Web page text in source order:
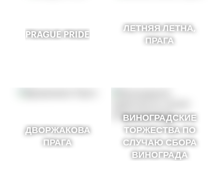
PRAGUE PRIDE
ЛЕТНЯЯ ЛЕТНА,
ПРАГА
ДВОРЖАКОВА
ПРАГА
ВИНОГРАДСКИЕ
ТОРЖЕСТВА ПО
СЛУЧАЮ СБОРА
ВИНОГРАДА